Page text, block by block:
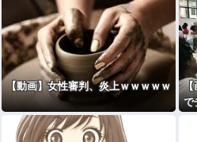
【動画】女性審判、炎上ｗｗｗｗｗ
【
で